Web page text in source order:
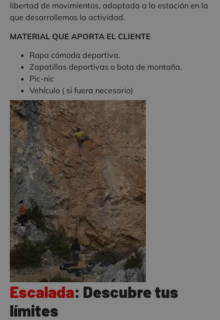
libertad de movimientos, adaptada a la estación en la
que desarrollemos la actividad.
MATERIAL QUE APORTA EL CLIENTE
Ropa cómoda deportiva.
Zapatillas deportivas o bota de montaña.
Pic-nic
Vehículo ( si fuera necesario)
Escalada: Descubre tus
límites